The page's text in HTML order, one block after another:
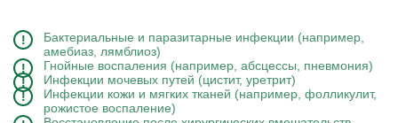
Бактериальные и паразитарные инфекции (например,
амебиаз, лямблиоз)
Гнойные воспаления (например, абсцессы, пневмония)
Инфекции мочевых путей (цистит, уретрит)
Инфекции кожи и мягких тканей (например, фолликулит,
рожистое воспаление)